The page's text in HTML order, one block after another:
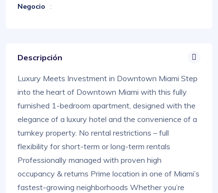
Negocio :
Descripción
Luxury Meets Investment in Downtown Miami Step
into the heart of Downtown Miami with this fully
furnished 1-bedroom apartment, designed with the
elegance of a luxury hotel and the convenience of a
turnkey property. No rental restrictions – full
flexibility for short-term or long-term rentals
Professionally managed with proven high
occupancy & returns Prime location in one of Miami’s
fastest-growing neighborhoods Whether you’re